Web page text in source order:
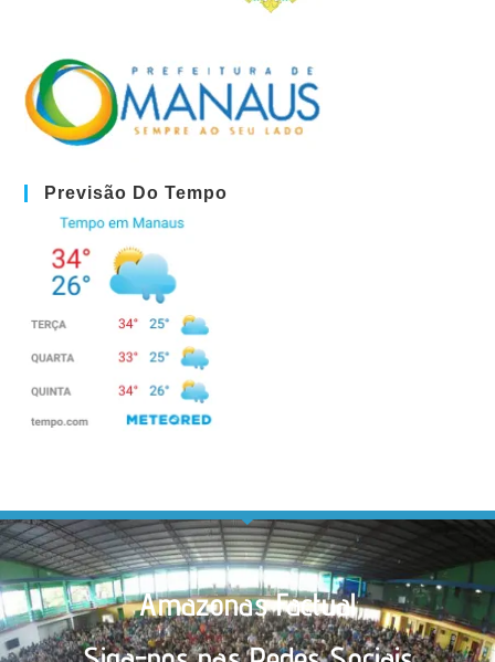
Previsão Do Tempo
Amazonas Factual